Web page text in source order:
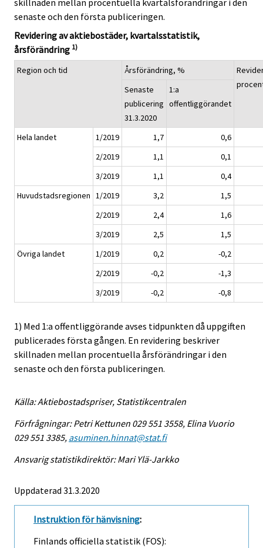
skillnaden mellan procentuella kvartalsförändringar i den
senaste och den första publiceringen.
Revidering av aktiebostäder, kvartalsstatistik,
årsförändring 1)
Region och tid Årsförändring, %
Senaste
publicering
31.3.2020
1:a
offentliggörandet
Hela landet 1/2019 1,7
0,6
2/2019
1,1
0,1
3/2019
1,1
0,4
Huvudstadsregionen 1/2019 3,2
1,5
2/2019
2,4
1,6
3/2019
2,5
1,5
Övriga landet
1/2019 0,2
-0,2
2/2019
-0,2
-1,3
3/2019
-0,2 -0,8
1) Med 1:a offentliggörande avses tidpunkten då uppgiften
publicerades första gången. En revidering beskriver
skillnaden mellan procentuella årsförändringar i den
senaste och den första publiceringen.
Källa: Aktiebostadspriser, Statistikcentralen
Förfrågningar: Petri Kettunen 029 551 3558, Elina Vuorio
029 551 3385, asuminen.hinnat@stat.fi
Ansvarig statistikdirektör: Mari Ylä-Jarkko
Uppdaterad 31.3.2020
Instruktion för hänvisning:
Finlands officiella statistik (FOS):